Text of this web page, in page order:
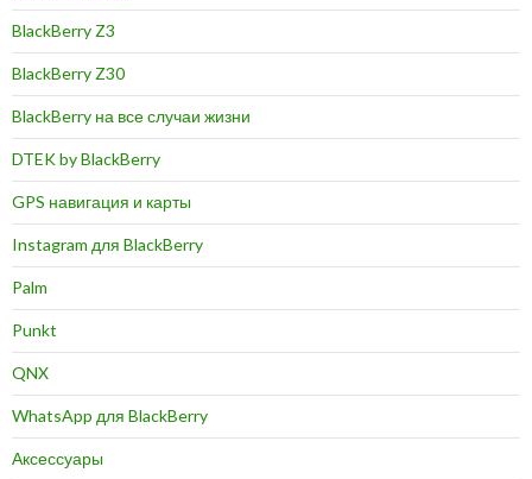
BlackBerry Z3
BlackBerry Z30
BlackBerry на все случаи жизни
DTEK by BlackBerry
GPS навигация и карты
Instagram для BlackBerry
Palm
Punkt
QNX
WhatsApp для BlackBerry
Аксессуары